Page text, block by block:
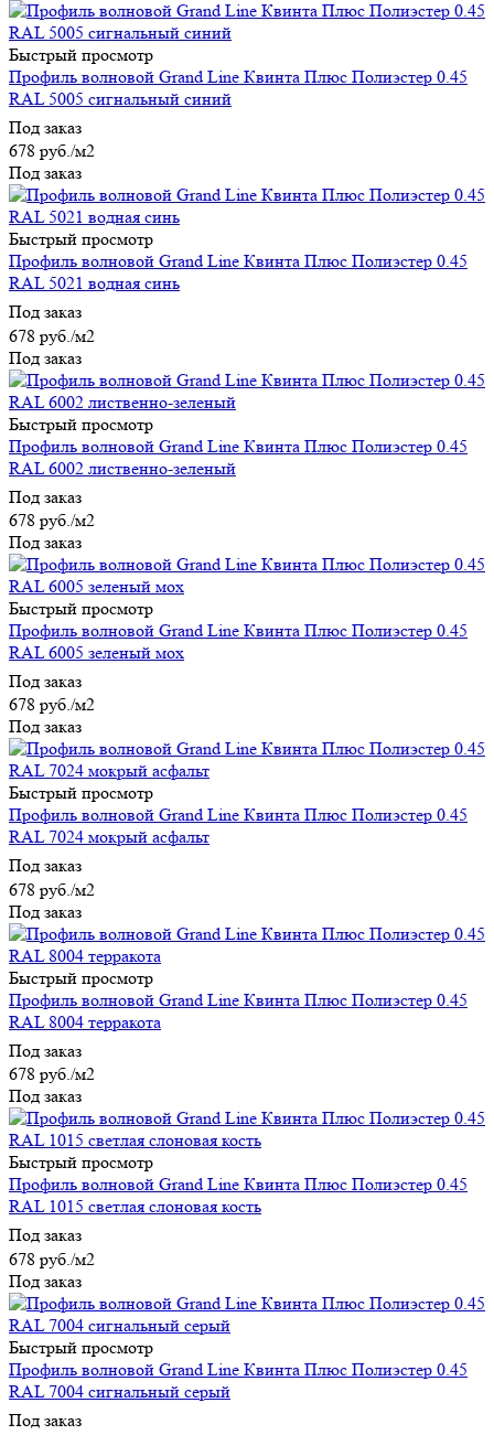
Быстрый просмотр
Профиль волновой Grand Line Квинта Плюс Полиэстер 0.45
RAL 5005 сигнальный синий
Под заказ
678 руб./м2
Под заказ
Быстрый просмотр
Профиль волновой Grand Line Квинта Плюс Полиэстер 0.45
RAL 5021 водная синь
Под заказ
678 руб. /м2
Под заказ
Быстрый просмотр
Профиль волновой Grand Line Квинта Плюс Полиэстер 0.45
RAL 6002 лиственно-зеленый
Под заказ
678 руб./м2
Под заказ
Быстрый просмотр
Профиль волновой Grand Line Квинта Плюс Полиэстер 0.45
RAL 6005 зеленый мох
Под заказ
678 руб./м2
Под заказ
Быстрый просмотр
Профиль волновой Grand Line Квинта Плюс Полиэстер 0.45
RAL 7024 мокрый асфальт
Под заказ
678 руб./м2
Под заказ
Быстрый просмотр
Профиль волновой Grand Line Квинта Плюс Полиэстер 0.45
RAL 8004 терракота
Под заказ
678 руб./м2
Под заказ
Быстрый просмотр
Профиль волновой Grand Line Квинта Плюс Полиэстер 0.45
RAL 1015 светлая слоновая кость
Под заказ
678 руб. /м2
Под заказ
Быстрый просмотр
Профиль волновой Grand Line Квинта Плюс Полиэстер 0.45
RAL 7004 сигнальный серый
Под заказ